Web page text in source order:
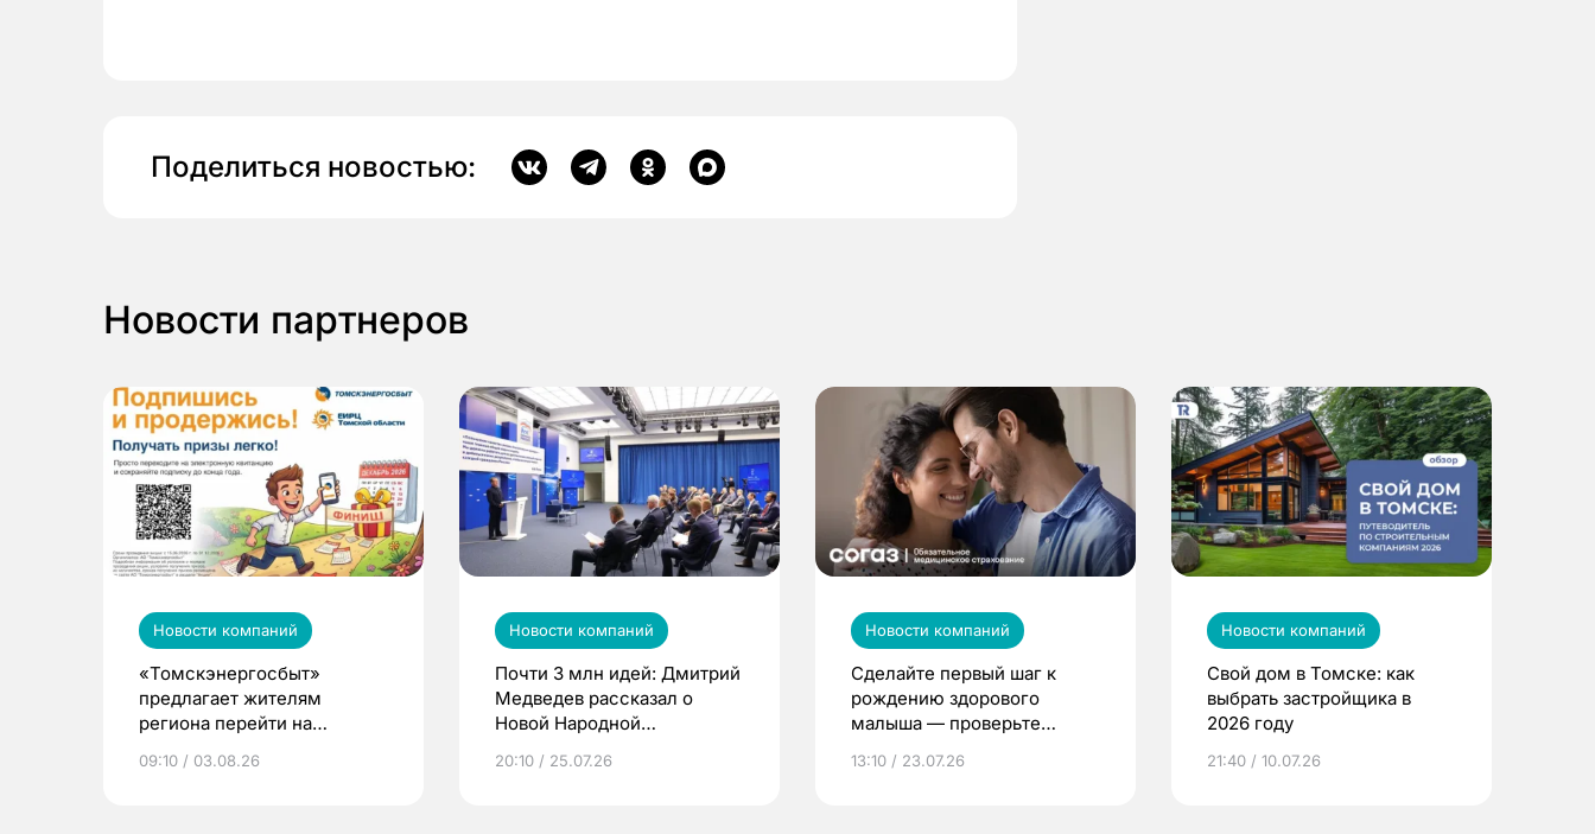
Поделиться новостью:
Новости партнеров
Новости компаний
«Томскэнергосбыт»
предлагает жителям
региона перейти на
выиграть призы
09:10 / 03.08.26
Новости компаний
Почти 3 млн идей: Дмитрий
Медведев рассказал о
Новой Народной
20:10 / 25.07.26
Новости компаний
Сделайте первый шаг к
рождению здорового
малыша — проверьте
по ОМС!
13:10 / 23.07.26
Новости компаний
Свой дом в Томске: как
выбрать застройщика в
2026 году
21:40 / 10.07.26